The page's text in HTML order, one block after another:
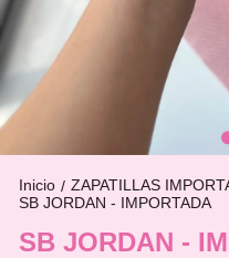
Inicio / ZAPATILLAS
SB JORDAN - IMPORTADA
SB JORDAN -